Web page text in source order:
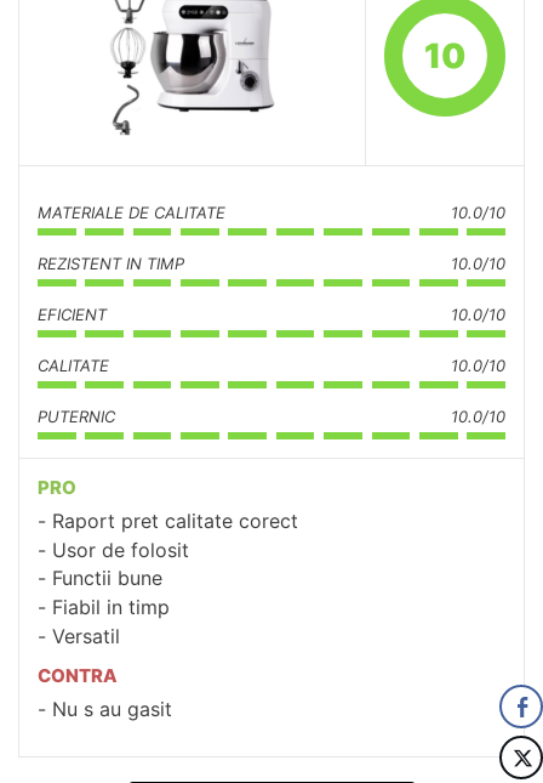
10
MATERIALE DE CALITATE 10.0/10
REZISTENT IN TIMP 10.0/10
EFICIENT 10.0/10
CALITATE 10.0/10
PUTERNIC 10.0/10
PRO
Raport pret calitate corect
Usor de folosit
Functii bune
Fiabil in timp
Versatil
CONTRA
Nu s au gasit